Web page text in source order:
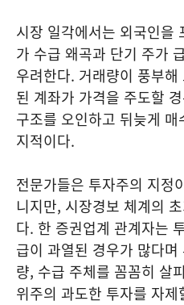
시장 일각에서는 외국인을
가 수급 왜곡과 단기 주가
우려한다. 거래량이 풍부
된 계좌가 가격을 주도할
구조를 오인하고 뒤늦게
지적이다.
전문가들은 투자주의 지정
니지만, 시장경보 체계의
다. 한 증권업계 관계자는
급이 과열된 경우가 많다
량, 수급 주체를 꼼꼼히 살
위주의 과도한 투자를 자